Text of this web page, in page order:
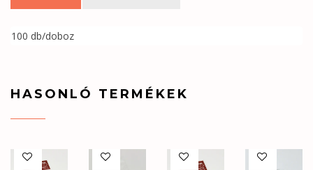
100 db/doboz
HASONLÓ TERMÉKEK